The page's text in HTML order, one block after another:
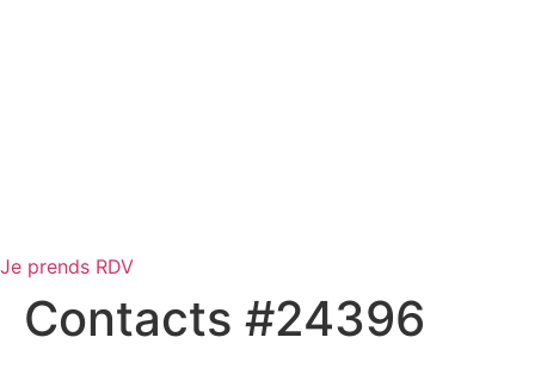
Je prends RDV
Contacts #24396